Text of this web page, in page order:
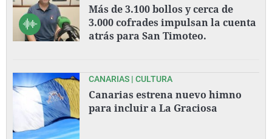
GRANDES FIESTAS DEL VERANO
ASTURIANO.
Más de 3.100 bollos y cerca de
3.000 cofrades impulsan la cuenta
atrás para San Timoteo.
CANARIAS | CULTURA
Canarias estrena nuevo himno
para incluir a La Graciosa